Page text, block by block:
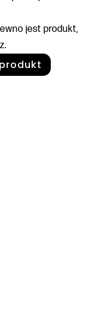
jest produkt,